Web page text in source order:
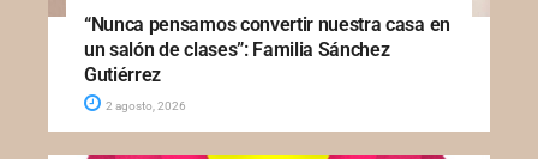
“Nunca pensamos convertir nuestra casa en
un salón de clases”: Familia Sánchez
Gutiérrez
2 agosto, 2026